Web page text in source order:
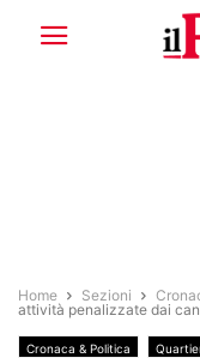
Home Sezioni
attività penalizzate dai
Cronaca & Politica